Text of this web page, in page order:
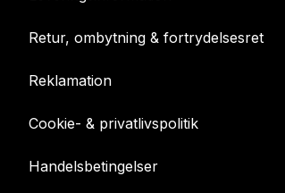
Retur, ombytning & fortrydelsesret
Reklamation
Cookie- & privatlivspolitik
Handelsbetingelser